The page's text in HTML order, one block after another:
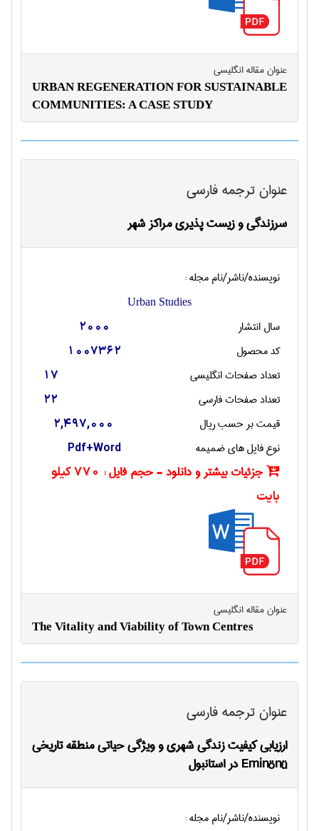
عنوان مقاله انگليسی
URBAN REGENERATION FOR SUSTAINABLE
COMMUNITIES: A CASE STUDY
عنوان ترجمه فارسی
سرزندگی و زیست پذیری مراکز شهر
نویسنده/ناشر/نام مجله :
Urban Studies
سال انتشار 2000
کد محصول 1007362
تعداد صفحات انگليسی 17
تعداد صفحات فارسی 22
قیمت بر حسب ریال 2,497,000
نوع فایل های ضمیمه Pdf+Word
جزئیات بیشتر و دانلود - حجم فایل :
770 کیلو
بایت
عنوان مقاله انگليسی
The Vitality and Viability of Town Centres
عنوان ترجمه فارسی
ارزیابی کیفیت زندگی شهری و ویژگی حیاتی منطقه تاریخی
Eminönü در استانبول
نویسنده/ناشر/نام مجله :